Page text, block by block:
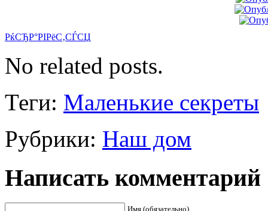
РќСЂР°РІРёС‚СЃСЏ
No related posts.
Теги: Маленькие секреты
Рубрики: Наш дом
Написать комментарий
Имя (обязательно)